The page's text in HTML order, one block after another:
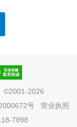
©2001-2026
号
营业执照
7898